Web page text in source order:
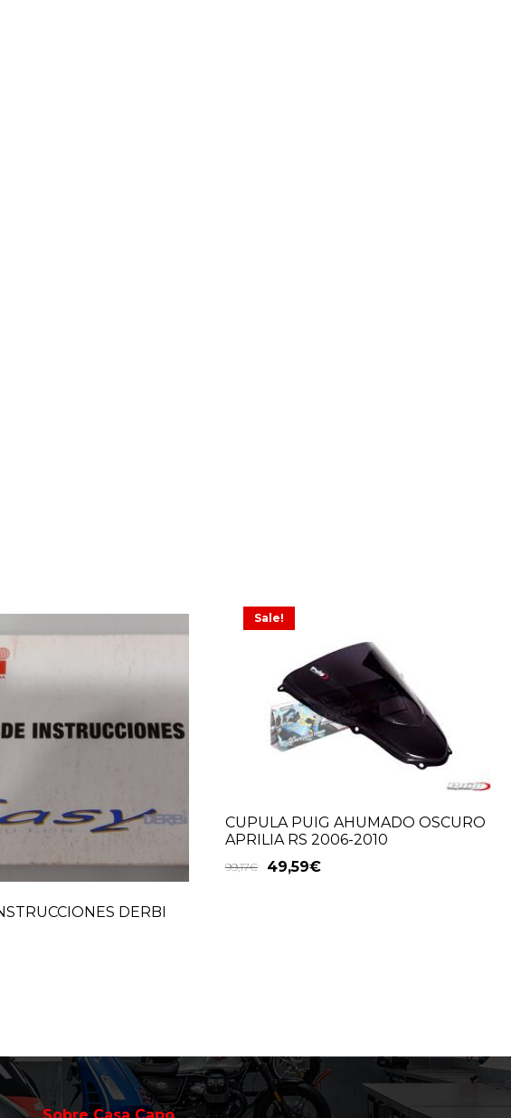
DERBI
Sale!
CUPULA PUIG AHUMADO OSCURO
APRILIA RS 2006-2010
99,17€ 49,59€